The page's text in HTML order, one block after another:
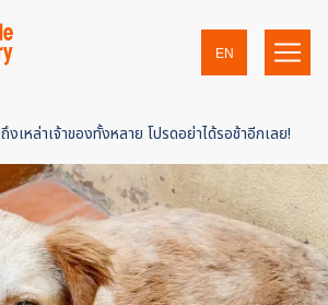
EN
ถึงเหล่าเจ้าของทั้งหลาย โปรดอย่าได้รอช้าอีกเลย!